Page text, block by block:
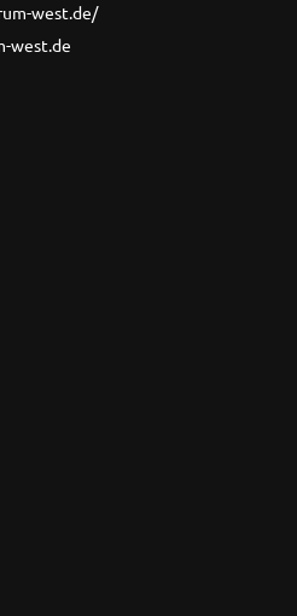
west.de/
west.de